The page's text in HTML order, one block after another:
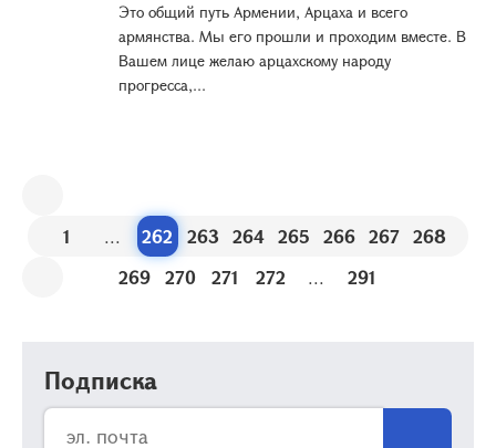
Это общий путь Армении, Арцаха и всего
армянства. Мы его прошли и проходим вместе. В
Вашем лице желаю арцахскому народу
прогресса,...
1 ... 262 263 264 265 266 267 268
269
270 271 272 ... 291
Подписка